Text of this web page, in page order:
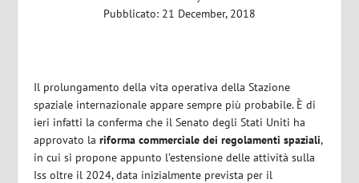
Pubblicato: 21 December, 2018
Il prolungamento della vita operativa della Stazione
spaziale internazionale appare sempre più probabile. È di
ieri infatti la conferma che il Senato degli Stati Uniti ha
approvato lariforma commerciale dei regolamenti spaziali,
in cui si propone appunto l’estensione delle attività sulla
Iss oltre il 2024, data inizialmente prevista per il